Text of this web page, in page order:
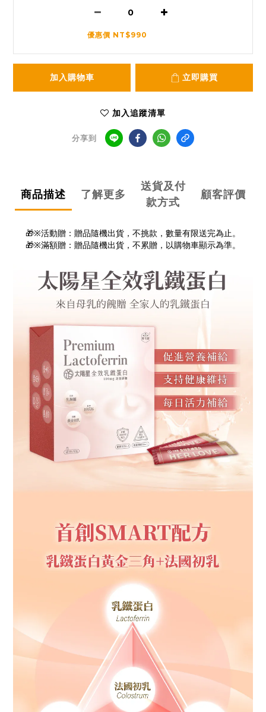
優惠價 NT$990
加入購物車 立即購買
加入追蹤清單
分享到
商品描述 了解更多
送貨及付
款方式
顧客評價
🎁※活動贈：贈品隨機出貨，不挑款，數量有限送完為止。
🎁※滿額贈：贈品隨機出貨，不累贈，以購物車顯示為準。